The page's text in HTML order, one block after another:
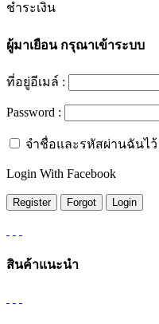
ชำระเงิน
ผู้มาเยือนกรุณาเข้าระบบ
ที่อยู่อีเมล์ :
Password :
จำชื่อและรหัสผ่านฉันไว้
Login With Facebook
สินค้าแนะนำ